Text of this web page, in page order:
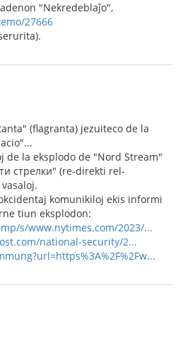
"Nekredeblaĵo",
27666
(flagranta) jezuiteco de la
de la eksplodo de "Nord Stream"
стрелки" (re-direkti rel-
komunikiloj ekis informi
tiun eksplodon:
s/www.nytimes.com/2023/...
national-security/2...